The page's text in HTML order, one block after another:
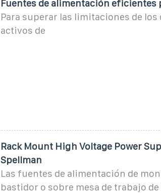
Fuentes de alimentación eficientes
Para superar las limitaciones de
activos de
Rack Mount High Voltage Power
Spellman
Las fuentes de alimentación de
bastidor o sobre mesa de trabajo de